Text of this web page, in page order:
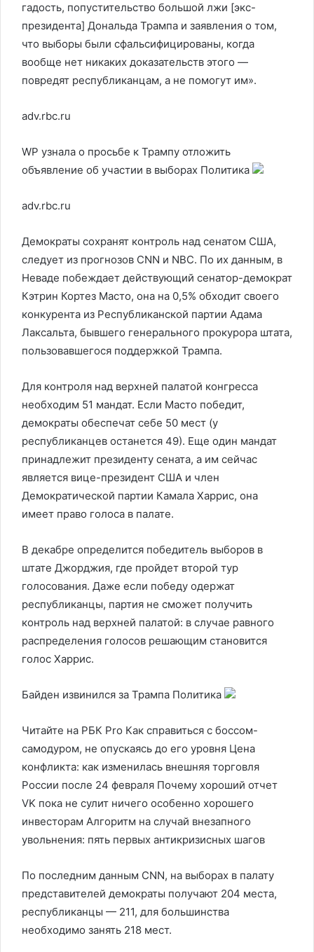
гадость, попустительство большой лжи [экс-
президента] Дональда Трампа и заявления о том,
что выборы были сфальсифицированы, когда
вообще нет никаких доказательств этого —
повредят республиканцам, а не помогут им».
adv.rbc.ru
WP узнала о просьбе к Трампу отложить
объявление об участии в выборах Политика
adv.rbc.ru
Демократы сохранят контроль над сенатом США,
следует из прогнозов CNN и NBC. По их данным, в
Неваде побеждает действующий сенатор-демократ
Кэтрин Кортез Масто, она на 0,5% обходит своего
конкурента из Республиканской партии Адама
Лаксальта, бывшего генерального прокурора штата,
пользовавшегося поддержкой Трампа.
Для контроля над верхней палатой конгресса
необходим 51 мандат. Если Масто победит,
демократы обеспечат себе 50 мест (у
республиканцев останется 49). Еще один мандат
принадлежит президенту сената, а им сейчас
является вице-президент США и член
Демократической партии Камала Харрис, она
имеет право голоса в палате.
В декабре определится победитель выборов в
штате Джорджия, где пройдет второй тур
голосования. Даже если победу одержат
республиканцы, партия не сможет получить
контроль над верхней палатой: в случае равного
распределения голосов решающим становится
голос Харрис.
Байден извинился за Трампа Политика
Читайте на РБК Pro Как справиться с боссом-
самодуром, не опускаясь до его уровня Цена
конфликта: как изменилась внешняя торговля
России после 24 февраля Почему хороший отчет
VK пока не сулит ничего особенно хорошего
инвесторам Алгоритм на случай внезапного
увольнения: пять первых антикризисных шагов
По последним данным CNN, на выборах в палату
представителей демократы получают 204 места,
республиканцы — 211, для большинства
необходимо занять 218 мест.